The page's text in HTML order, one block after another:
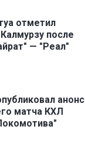
отметил
после
— "Реал"
анонс
матча КХЛ